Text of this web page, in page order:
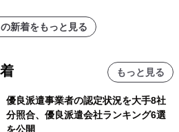
新着をもっと見る
もっと見る
優良派遣事業者の認定状況を大手8社
分照合、優良派遣会社ランキング6選
を公開